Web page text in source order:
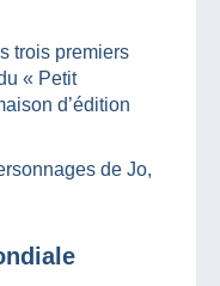
trois premiers
« Petit
d’édition
de Jo,